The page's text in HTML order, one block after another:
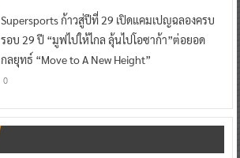
Supersports ก้าวสู่ปีที่ 29 เปิดแคมเปญฉลองครบ
รอบ 29 ปี “มูฟไปให้ไกล ลุ้นไปโอซาก้า”ต่อยอด
กลยุทธ์ “Move to A New Height”
0